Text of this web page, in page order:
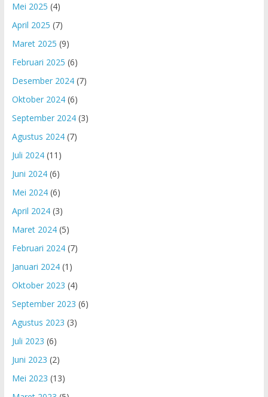
Mei 2025 (4)
April 2025 (7)
Maret 2025 (9)
Februari 2025 (6)
Desember 2024(7)
Oktober 2024(6)
September 2024(3)
Agustus 2024(7)
Juli 2024(11)
Juni 2024(6)
Mei 2024(6)
April 2024(3)
Maret 2024(5)
Februari 2024(7)
Januari 2024(1)
Oktober 2023 (4)
September 2023 (6)
Agustus 2023 (3)
Juli 2023 (6)
Juni 2023 (2)
Mei 2023 (13)